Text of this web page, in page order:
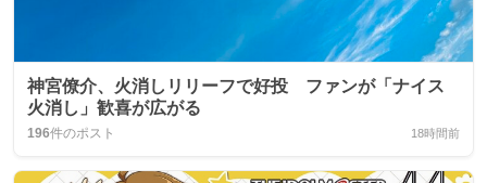
神宮僚介、火消しリリーフで好投 ファンが「ナイス
火消し」歓喜が広がる
196件のポスト 18時間前